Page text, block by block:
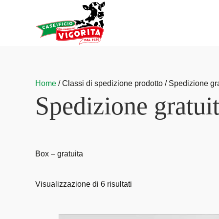
Home / Classi di spedizione prodotto / Spedizione
Spedizione
Box – gratuita
Visualizzazione di 6 risultati